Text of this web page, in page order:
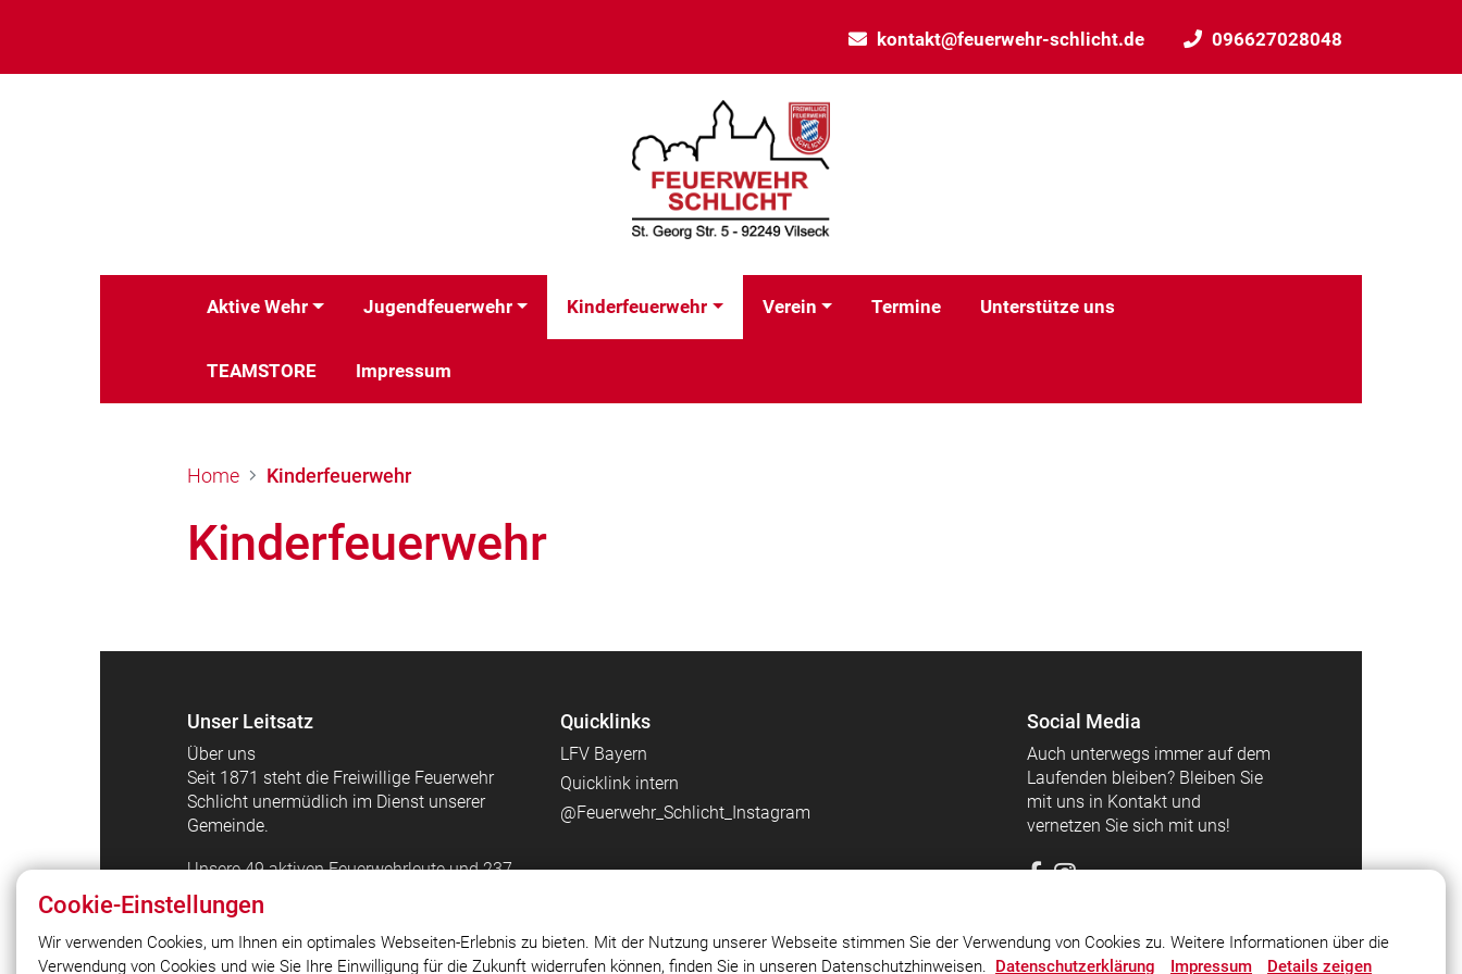
kontakt@feuerwehr-schlicht.de 096627028048
Aktive Wehr Jugendfeuerwehr Kinderfeuerwehr Verein Termine Unterstütze uns
TEAMSTORE Impressum
Home Kinderfeuerwehr
Kinderfeuerwehr
Unser Leitsatz
Über uns
Seit 1871 steht die Freiwillige Feuerwehr
Schlicht unermüdlich im Dienst unserer
Gemeinde.
Unsere 49 aktiven Feuerwehrleute und 237
Vereinsmitglieder sind Tag und Nacht bereit,
in Notlagen schnell und effektiv Hilfe zu
leisten. Ihr selbstloser Einsatz verdient
größte Anerkennung und Unterstützung.
Quicklinks
LFV Bayern
Quicklink intern
@Feuerwehr_Schlicht_Instagram
Social Media
Auch unterwegs immer auf dem
Laufenden bleiben? Bleiben Sie
mit uns in Kontakt und
vernetzen Sie sich mit uns!
Cookie-Einstellungen
Wir verwenden Cookies, um Ihnen ein optimales Webseiten-Erlebnis zu bieten. Mit der Nutzung unserer Webseite stimmen Sie der Verwendung von Cookies zu. Weitere Informationen über die
Verwendung von Cookies und wie Sie Ihre Einwilligung für die Zukunft widerrufen können, finden Sie in unseren Datenschutzhinweisen. Datenschutzerklärung Impressum Details zeigen